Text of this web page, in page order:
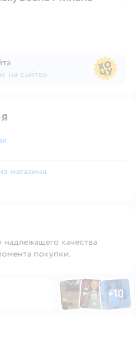
на сайте»
магазина
качества
покупки.
ФотоФотоФото
+10
Открыть